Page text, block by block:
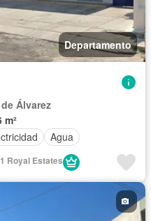
Departamento
Álvarez
m²
Agua
Royal Estates